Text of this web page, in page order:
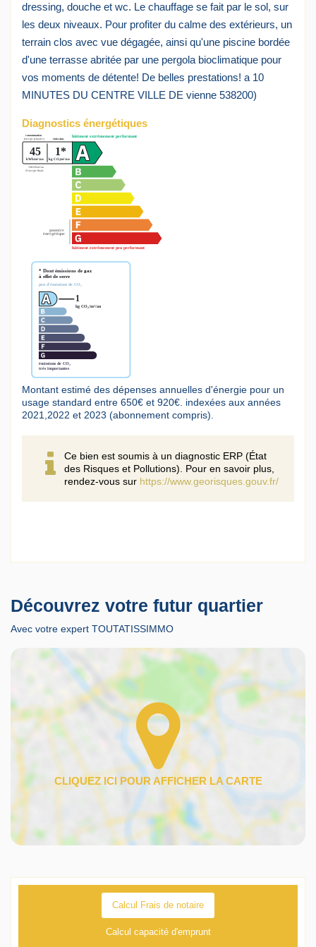
dressing, douche et wc. Le chauffage se fait par le sol, sur
les deux niveaux. Pour profiter du calme des extérieurs, un
terrain clos avec vue dégagée, ainsi qu'une piscine bordée
d'une terrasse abritée par une pergola bioclimatique pour
vos moments de détente! De belles prestations! a 10
MINUTES DU CENTRE VILLE DE vienne 538200)
Diagnostics énergétiques
Montant estimé des dépenses annuelles d'énergie pour un
usage standard entre 650€ et 920€. indexées aux années
2021,2022 et 2023 (abonnement compris).
Ce bien est soumis à un diagnostic ERP (État
des Risques et Pollutions). Pour en savoir plus,
rendez-vous sur https://www.georisques.gouv.fr/
Découvrez votre futur quartier
Avec votre expert TOUTATISSIMMO
Calcul Frais de notaire
Calcul capacité d'emprunt